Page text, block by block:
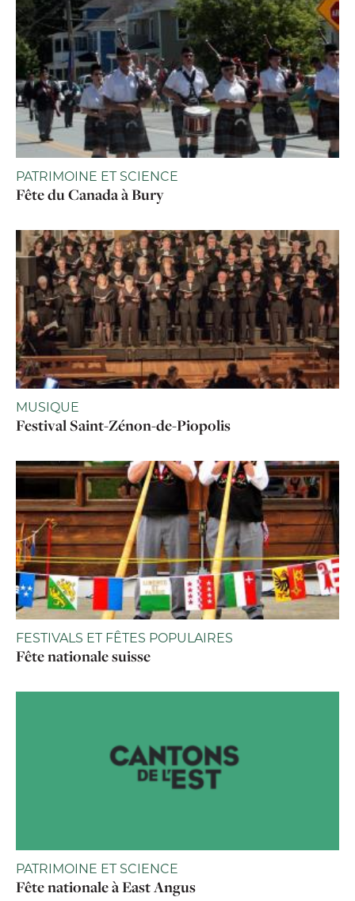
PATRIMOINE ET SCIENCE
Fête du Canada à Bury
MUSIQUE
Festival Saint-Zénon-de-Piopolis
FESTIVALS ET FÊTES POPULAIRES
Fête nationale suisse
PATRIMOINE ET SCIENCE
Fête nationale à East Angus